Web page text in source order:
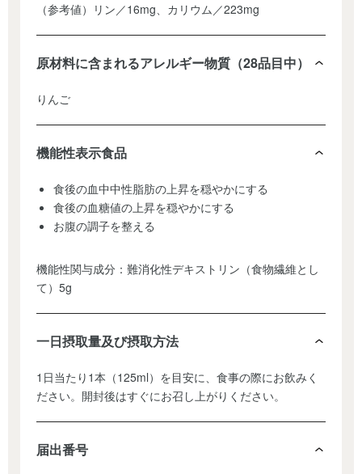
（参考値）リン／16mg、カリウム／223mg
原材料に含まれるアレルギー物質（28品目中）
りんご
機能性表示食品
食後の血中中性脂肪の上昇を穏やかにする
食後の血糖値の上昇を穏やかにする
お腹の調子を整える
機能性関与成分：難消化性デキストリン（食物繊維とし
て）5g
一日摂取量及び摂取方法
1日当たり1本（125ml）を目安に、食事の際にお飲みく
ださい。開封後はすぐにお召し上がりください。
届出番号